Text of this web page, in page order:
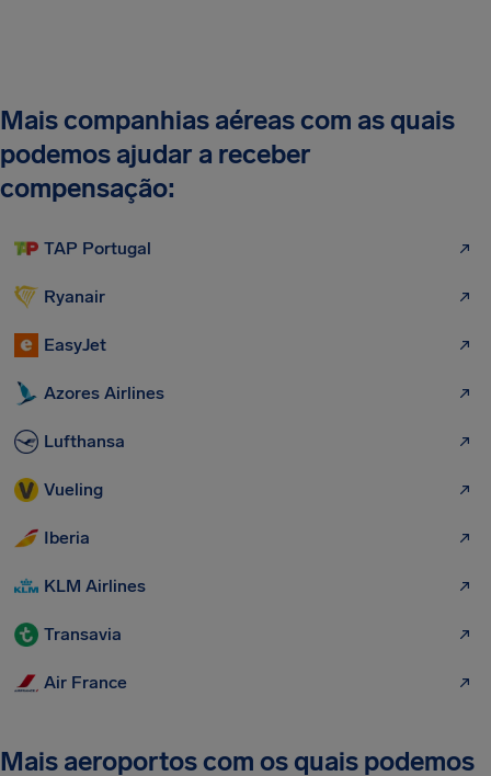
Mais companhias aéreas com as quais
podemos ajudar a receber
compensação:
TAP Portugal
Ryanair
EasyJet
Azores Airlines
Lufthansa
Vueling
Iberia
KLM Airlines
Transavia
Air France
Mais aeroportos com os quais podemos